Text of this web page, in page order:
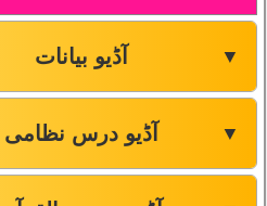
آڈیو بیانات ▼
آڈیو درس نظامی ▼